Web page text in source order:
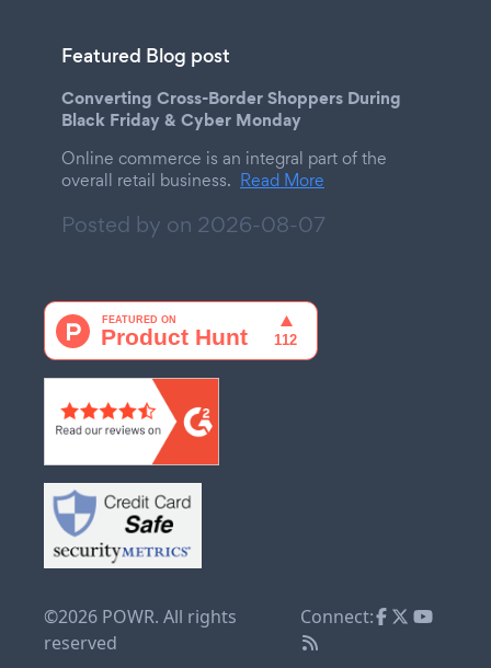
Featured Blog post
Converting Cross-Border Shoppers During
Black Friday & Cyber Monday
Online commerce is an integral part of the
overall retail business. Read More
Posted by on 2026-08-07
©2026 POWR. All rights
reserved
Connect: